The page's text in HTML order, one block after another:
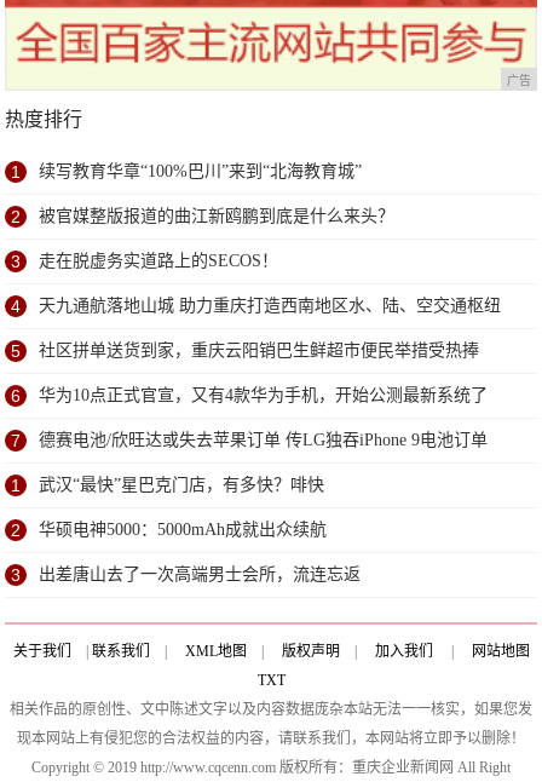
广告
热度排行
1 续写教育华章“100%巴川”来到“北海教育城”
2 被官媒整版报道的曲江新鸥鹏到底是什么来头？
3 走在脱虚务实道路上的SECOS！
4 天九通航落地山城 助力重庆打造西南地区水、陆、空交通枢纽
5 社区拼单送货到家，重庆云阳销巴生鲜超市便民举措受热捧
6 华为10点正式官宣，又有4款华为手机，开始公测最新系统了
7 德赛电池/欣旺达或失去苹果订单 传LG独吞iPhone 9电池订单
1 武汉“最快”星巴克门店，有多快？啡快
2 华硕电神5000：5000mAh成就出众续航
3 出差唐山去了一次高端男士会所，流连忘返
关于我们 联系我们 XML地图 版权声明 加入我们
网站地图
TXT
相关作品的原创性、文中陈述文字以及内容数据庞杂本站无法一一核实，如果您发
现本网站上有侵犯您的合法权益的内容，请联系我们，本网站将立即予以删除！
Copyright © 2019 http://www.cqcenn.com 版权所有：重庆企业新闻网 All Right